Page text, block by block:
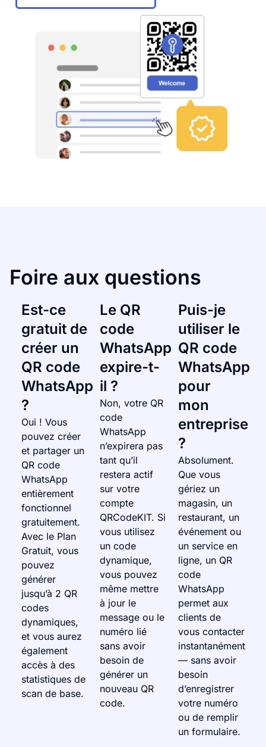
Foire aux questions
Est-ce
gratuit de
créer un
QR code
WhatsApp
?
Oui ! Vous
pouvez créer
et partager un
QR code
WhatsApp
entièrement
fonctionnel
gratuitement.
Avec le Plan
Gratuit, vous
pouvez
générer
jusqu’à 2 QR
codes
dynamiques,
et vous aurez
également
accès à des
statistiques de
scan de base.
Le QR
code
WhatsApp
expire-t-
il ?
Non, votre QR
code
WhatsApp
n’expirera pas
tant qu’il
restera actif
sur votre
compte
QRCodeKIT. Si
vous utilisez
un code
dynamique,
vous pouvez
même mettre
à jour le
message ou le
numéro lié
sans avoir
besoin de
générer un
nouveau QR
code.
Puis-je
utiliser le
QR code
WhatsApp
pour
mon
entreprise
?
Absolument.
Que vous
gériez un
magasin, un
restaurant, un
événement ou
un service en
ligne, un QR
code
WhatsApp
permet aux
clients de
vous contacter
instantanément
— sans avoir
besoin
d’enregistrer
votre numéro
ou de remplir
un formulaire.